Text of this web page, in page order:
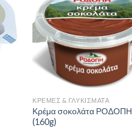
ΚΡΈΜΕΣ & ΓΛΥΚΊΣΜΑΤΑ
Κρέμα σοκολάτα ΡΟΔΟΠΗ
(160g)